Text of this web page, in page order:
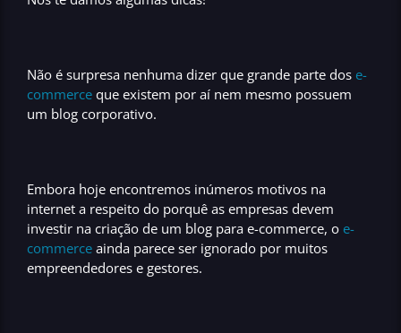
Não é surpresa nenhuma dizer que grande parte dos e-
commerce que existem por aí nem mesmo possuem
um blog corporativo.
Embora hoje encontremos inúmeros motivos na
internet a respeito do porquê as empresas devem
investir na criação de um blog para e-commerce, o e-
commerce ainda parece ser ignorado por muitos
empreendedores e gestores.